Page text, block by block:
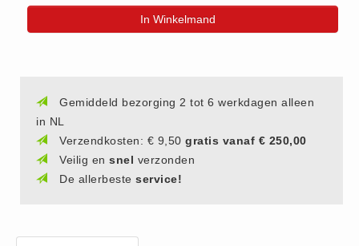
AED binnen - buiten kasten (11)
AED elektroden (18)
AED tassen (14)
Beademings materialen (6)
In Winkelmand
Gemiddeld bezorging 2 tot 6 werkdagen alleen
in NL
Verzendkosten: € 9,50 gratis vanaf € 250,00
Veilig en snel verzonden
De allerbeste service!